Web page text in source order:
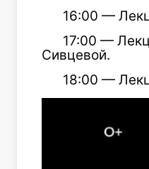
16:00 —
17:00 —
Сивцевой.
18:00 —